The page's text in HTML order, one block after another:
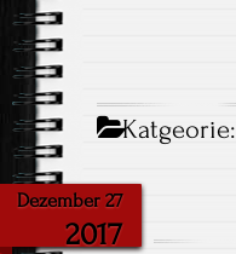
Katgeorie:
Dezember 27
2017